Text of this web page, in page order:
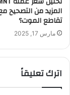
المزيد من التصحيح
تقاطع الموت؟
مارس 17, 2025
اترك تعليقاً